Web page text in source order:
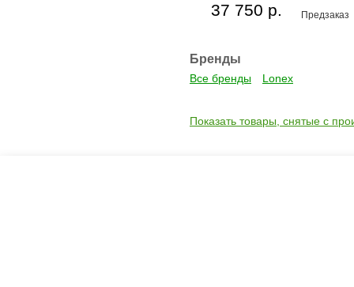
Предзаказ
37 750 р.
Бренды
Все бренды Lonex
Показать товары, снятые с